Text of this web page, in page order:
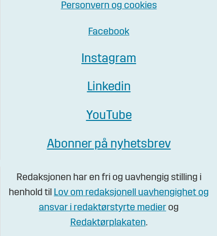
Personvern og cookies
Facebook
Instagram
Linkedin
YouTube
Abonner på nyhetsbrev
Redaksjonen har en fri og uavhengig stilling i
henhold til Lov om redaksjonell uavhengighet og
ansvar i redaktørstyrte medier og
Redaktørplakaten.